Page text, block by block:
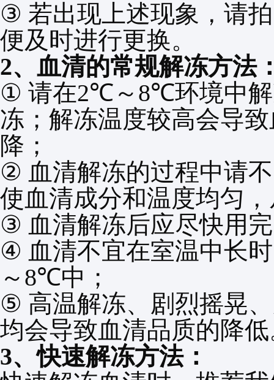
③ 若出现上述现象，请
便及时进行更换。
2、血清的常规解冻方法
① 请在2℃ ～ 8℃环境中
冻；解冻温度较高会导
降；
② 血清解冻的过程中请
使血清成分和温度均匀
③ 血清解冻后应尽快用
④ 血清不宜在室温中长
～ 8℃中；
⑤ 高温解冻、剧烈摇晃
均会导致血清品质的降
3、快速解冻方法：